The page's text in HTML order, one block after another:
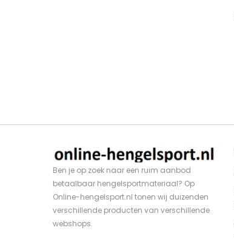
Ben je op zoek naar een ruim aanbod
betaalbaar hengelsportmateriaal? Op
Online-hengelsport.nl tonen wij duizenden
verschillende producten van verschillende
webshops.